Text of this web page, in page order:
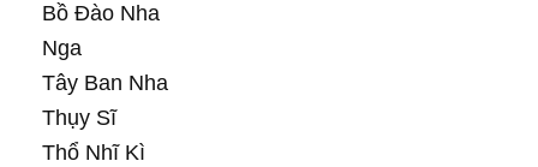
Bồ Đào Nha
Nga
Tây Ban Nha
Thụy Sĩ
Thổ Nhĩ Kì